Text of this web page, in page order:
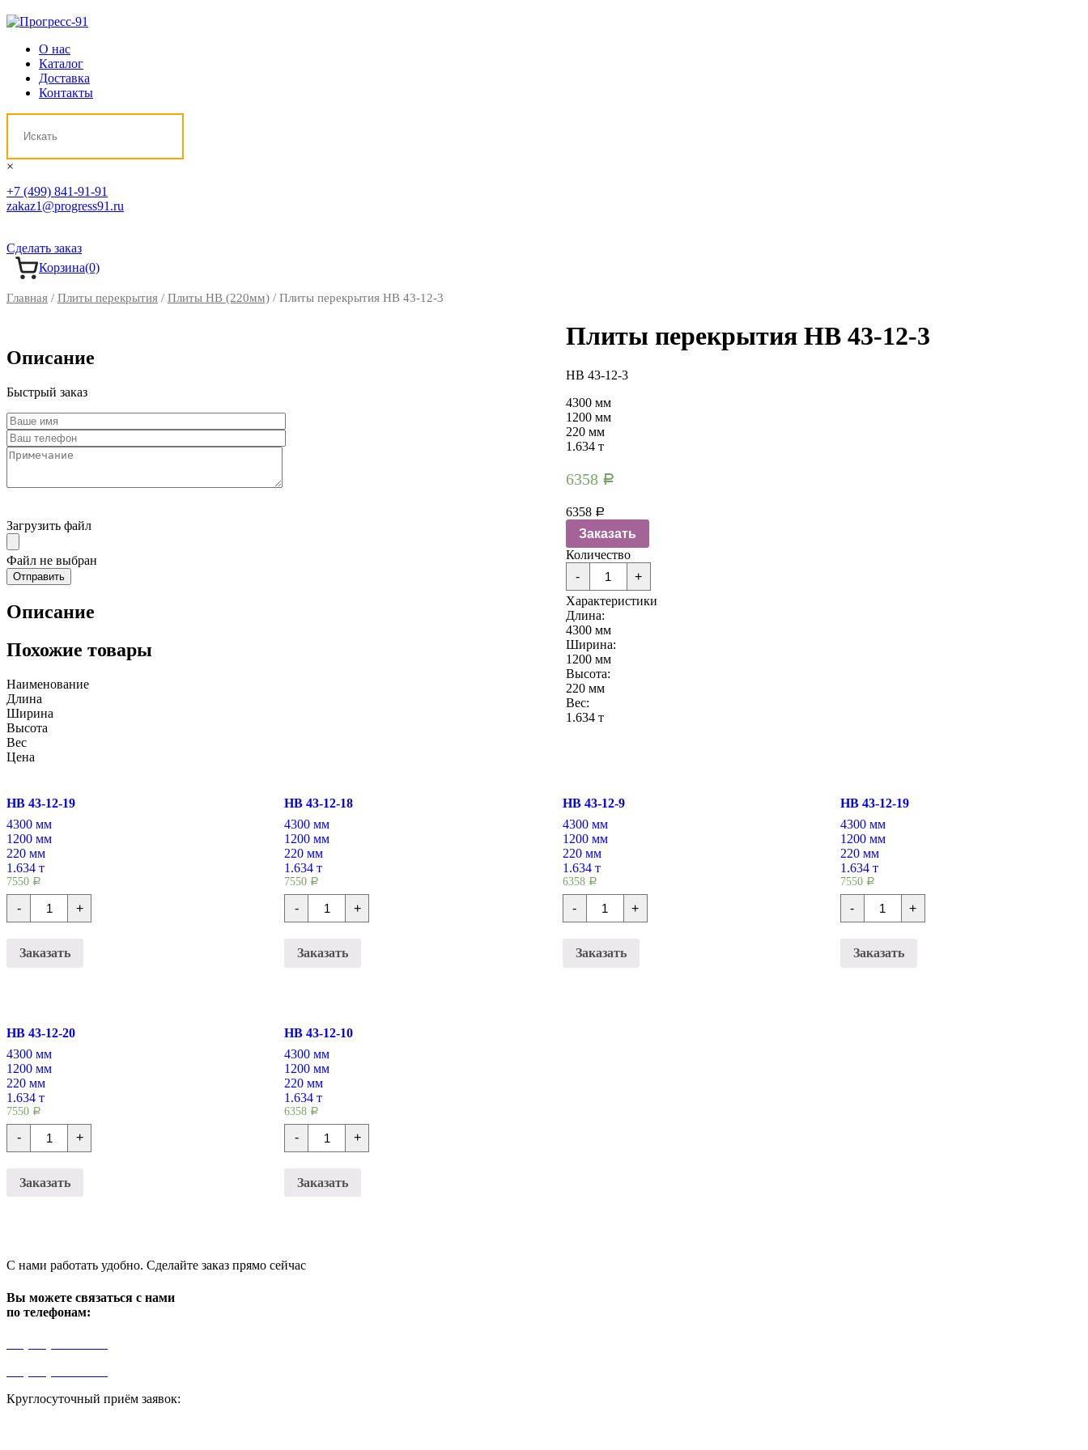
О нас
Каталог
Доставка
Контакты
×
+7 (499) 841-91-91
zakaz1@progress91.ru
Сделать заказ
Корзина(0)
Главная / Плиты перекрытия / Плиты НВ (220мм) / Плиты перекрытия НВ 43-12-3
Плиты перекрытия НВ 43-12-3
НВ 43-12-3
4300 мм
1200 мм
220 мм
1.634 т
6358 Р
6358 Р
Заказать
Количество
-
Плиты
перекрытия
НВ
43-
12-
3
+
Характеристики
Длина:
4300 мм
Ширина:
1200 мм
Высота:
220 мм
Вес:
1.634 т
Описание
Быстрый заказ
Загрузить файл
Файл не выбран
Описание
Похожие товары
Наименование
Длина
Ширина
Высота
Вес
Цена
НВ 43-12-19
4300 мм
1200 мм
220 мм
1.634 т
7550 Р
-
Плиты
перекрытия
43-
+
Заказать
НВ 43-12-18
4300 мм
1200 мм
220 мм
1.634 т
7550 Р
-
Плиты
перекрытия
43-
+
Заказать
НВ 43-12-9
4300 мм
1200 мм
220 мм
1.634 т
6358 Р
-
Плиты
перекрытия
43-
+
Заказать
НВ 43-12-19
4300 мм
1200 мм
220 мм
1.634 т
7550 Р
-
Плиты
перекрытия
43-
+
Заказать
НВ 43-12-20
4300 мм
1200 мм
220 мм
1.634 т
7550 Р
-
Плиты
перекрытия
43-
+
Заказать
НВ 43-12-10
4300 мм
1200 мм
220 мм
1.634 т
6358 Р
-
Плиты
перекрытия
43-
+
Заказать
С нами работать удобно. Сделайте заказ прямо сейчас
Вы можете связаться с нами
по телефонам:
Круглосуточный приём заявок: